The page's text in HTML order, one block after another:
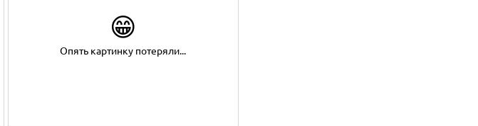
😁
Опять картинку потеряли...